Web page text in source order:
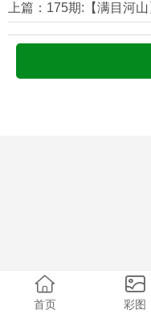
上篇：175期:【满目河
首页 彩图